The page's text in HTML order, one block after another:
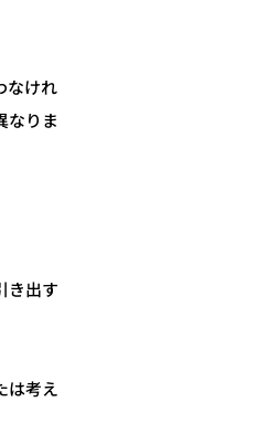
なけれ
なりま
き出す
は考え